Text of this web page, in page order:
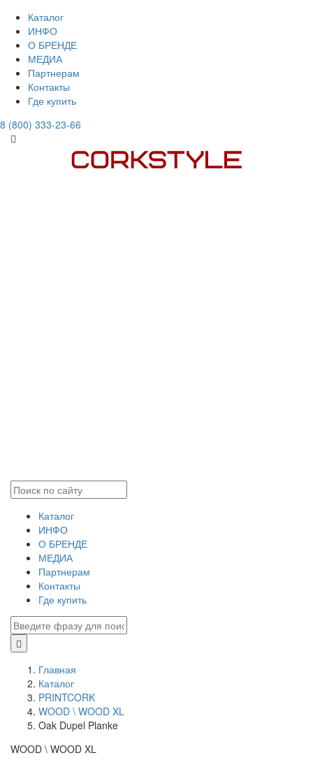
Каталог
ИНФО
О БРЕНДЕ
МЕДИА
Партнерам
Контакты
Где купить
8 (800) 333-23-66
Каталог
ИНФО
О БРЕНДЕ
МЕДИА
Партнерам
Контакты
Где купить
Главная
Каталог
PRINTCORK
WOOD \ WOOD XL
Oak Dupel Planke
WOOD \ WOOD XL